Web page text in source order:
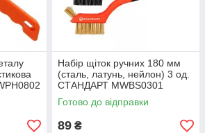
Набір щіток ручних 180 мм
(сталь, латунь, нейлон) 3 од.
СТАНДАРТ MWBS0301
Готово до відправки
89 ₴